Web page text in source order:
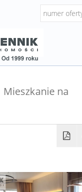
Mieszkanie na